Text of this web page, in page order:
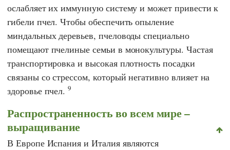
ослабляет их иммунную систему и может привести к
гибели пчел. Чтобы обеспечить опыление
миндальных деревьев, пчеловоды специально
помещают пчелиные семьи в монокультуры. Частая
транспортировка и высокая плотность посадки
связаны со стрессом, который негативно влияет на
здоровье пчел.9
Распространенность во всем мире –
выращивание
В Европе Испания и Италия являются